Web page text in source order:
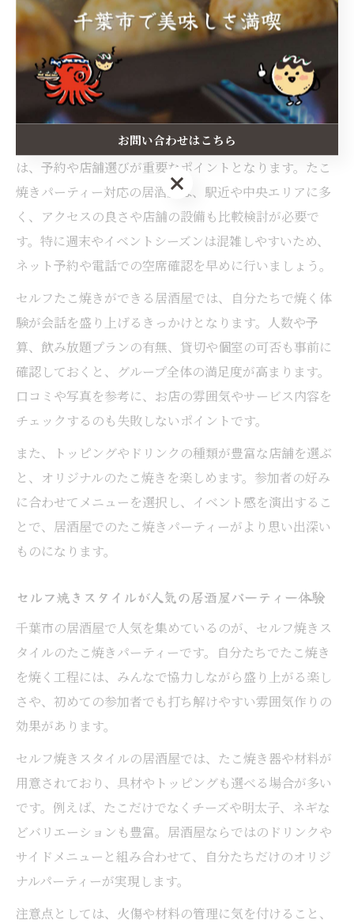
セルフ焼きが魅力の居酒屋パーティー
体験法
居酒屋でセルフたこ焼きを楽しむポイントとは
千葉県千葉市の居酒屋でセルフたこ焼きを楽しむために
は、予約や店舗選びが重要なポイントとなります。たこ
焼きパーティー対応の居酒屋は、駅近や中央エリアに多
く、アクセスの良さや店舗の設備も比較検討が必要で
す。特に週末やイベントシーズンは混雑しやすいため、
ネット予約や電話での空席確認を早めに行いましょう。
セルフたこ焼きができる居酒屋では、自分たちで焼く体
験が会話を盛り上げるきっかけとなります。人数や予
算、飲み放題プランの有無、貸切や個室の可否も事前に
確認しておくと、グループ全体の満足度が高まります。
口コミや写真を参考に、お店の雰囲気やサービス内容を
チェックするのも失敗しないポイントです。
また、トッピングやドリンクの種類が豊富な店舗を選ぶ
と、オリジナルのたこ焼きを楽しめます。参加者の好み
に合わせてメニューを選択し、イベント感を演出するこ
とで、居酒屋でのたこ焼きパーティーがより思い出深い
ものになります。
セルフ焼きスタイルが人気の居酒屋パーティー体験
千葉市の居酒屋で人気を集めているのが、セルフ焼きス
タイルのたこ焼きパーティーです。自分たちでたこ焼き
を焼く工程には、みんなで協力しながら盛り上がる楽し
さや、初めての参加者でも打ち解けやすい雰囲気作りの
効果があります。
セルフ焼きスタイルの居酒屋では、たこ焼き器や材料が
用意されており、具材やトッピングも選べる場合が多い
です。例えば、たこだけでなくチーズや明太子、ネギな
どバリエーションも豊富。居酒屋ならではのドリンクや
サイドメニューと組み合わせて、自分たちだけのオリジ
ナルパーティーが実現します。
注意点としては、火傷や材料の管理に気を付けること、
お問い合わせはこちら
お問い合わせはこちら